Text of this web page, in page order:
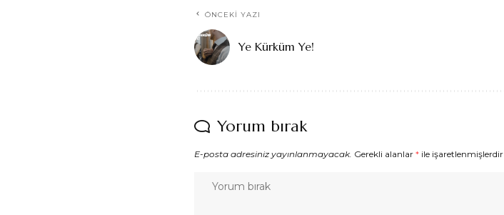
ÖNCEKI YAZI
Ye Kürküm Ye!
Yorum bırak
E-posta adresiniz yayınlanmayacak. Gerekli alanlar * ile işaretlenmişlerdir